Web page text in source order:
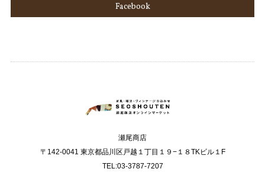
Facebook
瀬尾商店
〒142-0041 東京都品川区戸越１丁目１９−１８TKビル１F
TEL:03-3787-7207